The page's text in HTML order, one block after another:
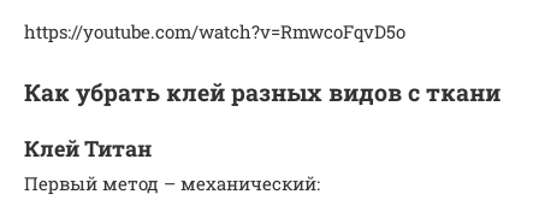
https://youtube.com/watch?v=RmwcoFqvD5o
Как убрать клей разных видов с ткани
Клей Титан
Первый метод – механический: